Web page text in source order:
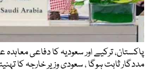
پاکستان، ترکیے اور سعودیہ کا دفاعی معاہدہ
مددگار ثابت ہوگا ، سعودی وزیر خارجہ کا